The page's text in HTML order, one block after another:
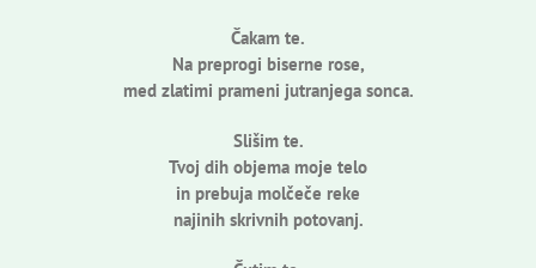
Čakam te.
Na preprogi biserne rose,
med zlatimi prameni jutranjega sonca.
Slišim te.
Tvoj dih objema moje telo
in prebuja molčeče reke
najinih skrivnih potovanj.